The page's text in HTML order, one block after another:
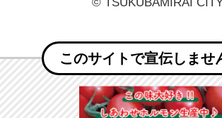
このサイトで宣伝しませ